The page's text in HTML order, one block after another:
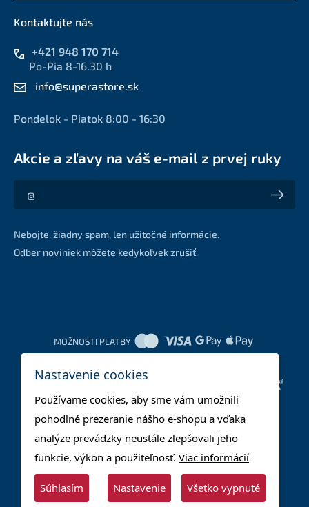
Kontaktujte nás
+421 948 170 714
Po-Pia 8-16.30 h
info@superastore.sk
Pondelok - Piatok 8:00 - 16:30
Akcie a zľavy na váš e-mail z prvej ruky
Akcie a zľavy na váš e-mail z prvej ruky
Nebojte, žiadny spam, len užitočné informácie.
Odber noviniek môžete kedykoľvek zrušiť.
MOŽNOSTI PLATBY
Nastavenie cookies
Používame cookies, aby sme vám umožnili
pohodlné prezeranie nášho e-shopu a vďaka
analýze prevádzky neustále zlepšovali jeho
funkcie, výkon a použiteľnosť. Viac informácií
Súhlasím Nastavenie Všetko vypnuté